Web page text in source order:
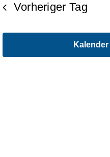
Mai
Vorheriger Tag